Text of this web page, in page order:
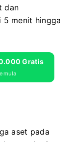
dan
5 menit hingga
Gratis
aset pada